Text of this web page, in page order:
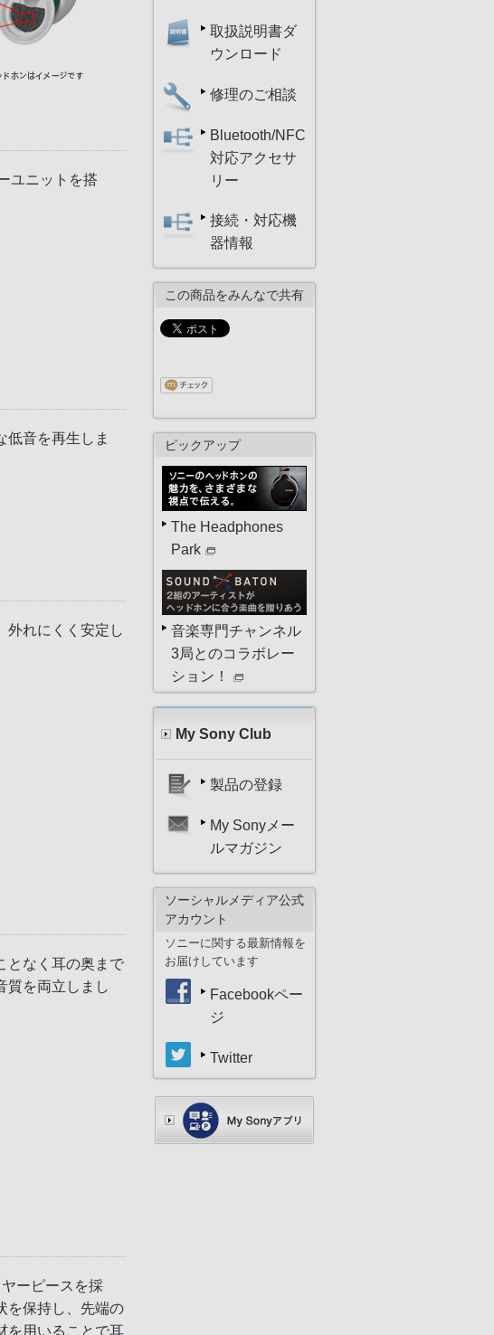
ユニットを搭
低音を再生しま
外れにくく安定し
となく耳の奥まで
質を両立しまし
ーピースを採
を保持し、先端の
を用いることで耳
取扱説明書ダ
ウンロード
修理のご相談
Bluetooth/NFC
対応アクセサ
リー
接続・対応機
器情報
この商品をみんなで共有
ピックアップ
The Headphones
Park
音楽専門チャンネル
3局とのコラボレー
ション！
My Sony Club
製品の登録
My Sonyメー
ルマガジン
ソーシャルメディア公式
アカウント
ソニーに関する最新情報を
お届けしています
Facebookペー
ジ
Twitter